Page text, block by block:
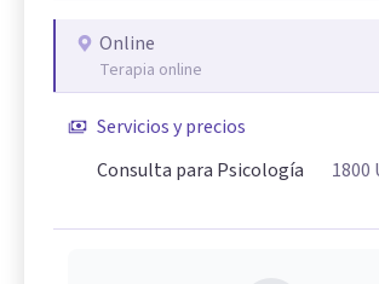
Online
Terapia online
Servicios y precios
Consulta para Psicología
1800